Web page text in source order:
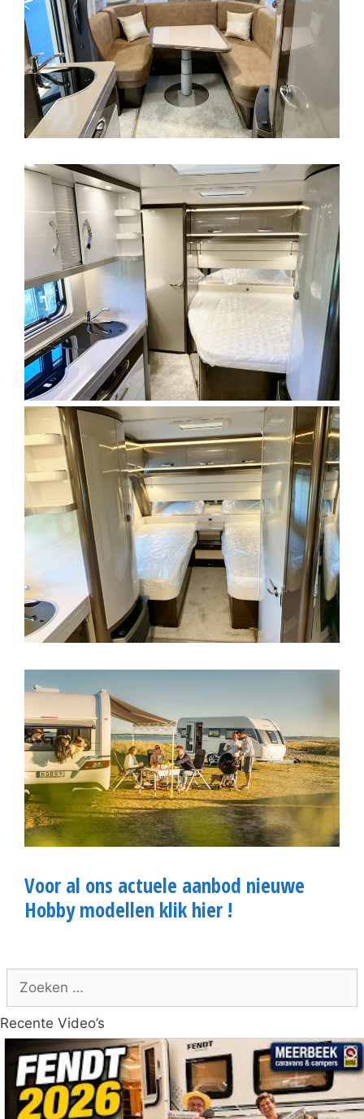
Voor al ons actuele aanbod nieuwe
Hobby modellen klik hier !
Zoek
Recente Video’s